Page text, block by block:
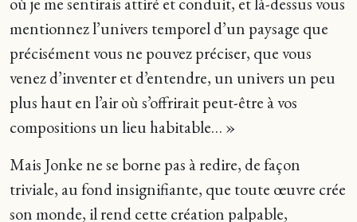
mentionnez l’univers temporel d’un paysage que
précisément vous ne pouvez préciser, que vous
venez d’inventer et d’entendre, un univers un peu
plus haut en l’air où s’offrirait peut-être à vos
compositions un lieu habitable… »
Mais Jonke ne se borne pas à redire, de façon
triviale, au fond insignifiante, que toute œuvre crée
son monde, il rend cette création palpable,